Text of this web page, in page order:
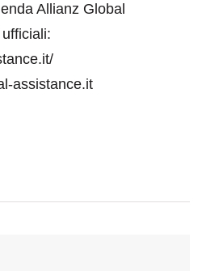
Allianz Global
assistance.it